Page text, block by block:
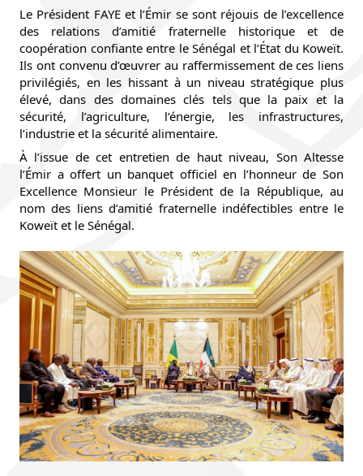
Le Président FAYE et l’Émir se sont réjouis de l’excellence
des relations d’amitié fraternelle historique et de
coopération confiante entre le Sénégal et l’État du Koweït.
Ils ont convenu d’œuvrer au raffermissement de ces liens
privilégiés, en les hissant à un niveau stratégique plus
élevé, dans des domaines clés tels que la paix et la
sécurité, l’agriculture, l’énergie, les infrastructures,
l’industrie et la sécurité alimentaire.
À l’issue de cet entretien de haut niveau, Son Altesse
l’Émir a offert un banquet officiel en l’honneur de Son
Excellence Monsieur le Président de la République, au
nom des liens d’amitié fraternelle indéfectibles entre le
Koweït et le Sénégal.